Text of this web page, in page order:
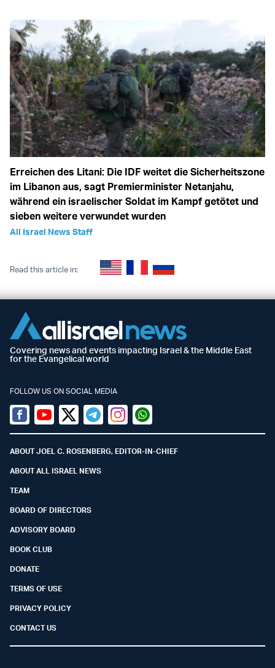
Erreichen des Litani: Die IDF weitet die Sicherheitszone
im Libanon aus, sagt Premierminister Netanjahu,
während ein israelischer Soldat im Kampf getötet und
sieben weitere verwundet wurden
All Israel News Staff
Read this article in:
Covering news and events impacting Israel & the Middle East
for the Evangelical world
FOLLOW US ON SOCIAL MEDIA
Facebook
YoutubeTwitter (X)
TelegramInstagramWhatsapp
ABOUT JOEL C. ROSENBERG, EDITOR-IN-CHIEF
ABOUT ALL ISRAEL NEWS
TEAM
BOARD OF DIRECTORS
ADVISORY BOARD
BOOK CLUB
DONATE
TERMS OF USE
PRIVACY POLICY
CONTACT US